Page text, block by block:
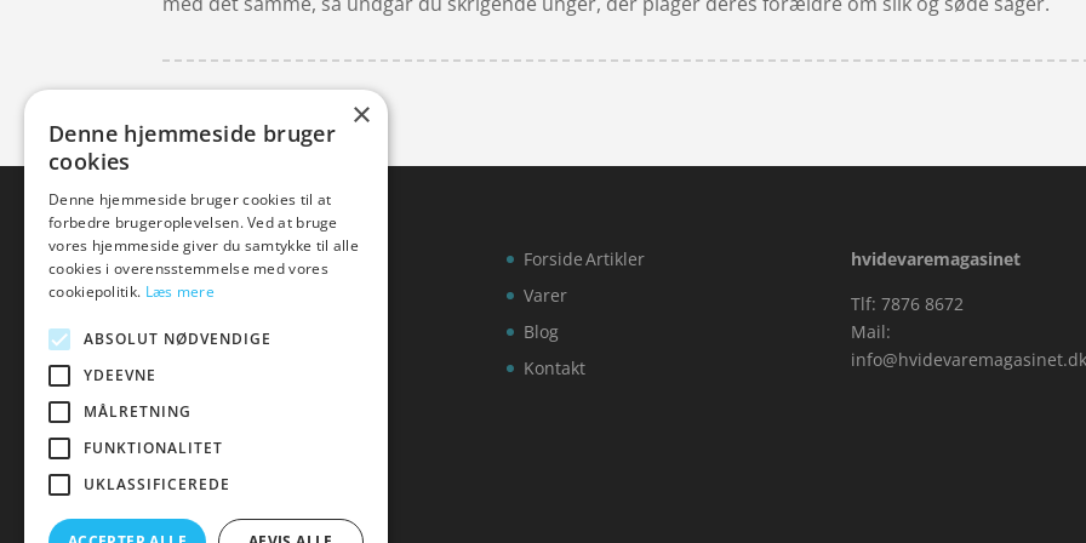
Forside
Varer
Blog
Kontakt
Artikler
hvidevaremagasinet
Tlf: 7876 8672
Mail:
info@hvidevaremagasinet.dk
×
Denne hjemmeside bruger
cookies
Denne hjemmeside bruger cookies til at
forbedre brugeroplevelsen. Ved at bruge
vores hjemmeside giver du samtykke til alle
cookies i overensstemmelse med vores
cookiepolitik. Læs mere
ABSOLUT NØDVENDIGE
YDEEVNE
MÅLRETNING
FUNKTIONALITET
UKLASSIFICEREDE